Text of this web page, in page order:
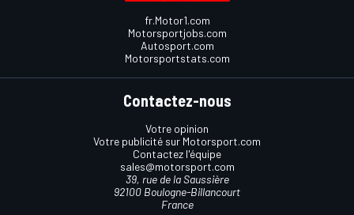
fr.Motor1.com
Motorsportjobs.com
Autosport.com
Motorsportstats.com
Contactez-nous
Votre opinion
Votre publicité sur Motorsport.com
Contactez l'équipe
sales@motorsport.com
39, rue de la Saussière
92100 Boulogne-Billancourt
France